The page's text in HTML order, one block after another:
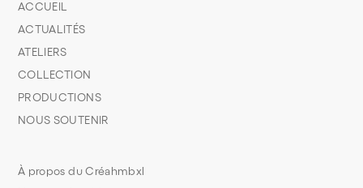
À propos du Créahmbxl
ACCUEIL
ACTUALITÉS
ATELIERS
COLLECTION
PRODUCTIONS
NOUS SOUTENIR